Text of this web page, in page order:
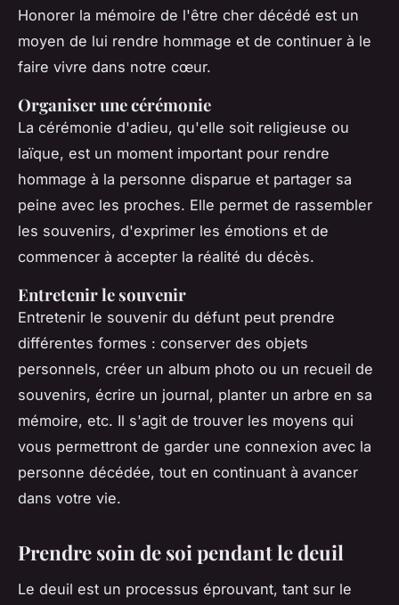
Honorer la mémoire de l'être cher décédé est un
moyen de lui rendre hommage et de continuer à le
faire vivre dans notre cœur.
Organiser une cérémonie
La cérémonie d'adieu, qu'elle soit religieuse ou
laïque, est un moment important pour rendre
hommage à la personne disparue et partager sa
peine avec les proches. Elle permet de rassembler
les souvenirs, d'exprimer les émotions et de
commencer à accepter la réalité du décès.
Entretenir le souvenir
Entretenir le souvenir du défunt peut prendre
différentes formes : conserver des objets
personnels, créer un album photo ou un recueil de
souvenirs, écrire un journal, planter un arbre en sa
mémoire, etc. Il s'agit de trouver les moyens qui
vous permettront de garder une connexion avec la
personne décédée, tout en continuant à avancer
dans votre vie.
Prendre soin de soi pendant le deuil
Le deuil est un processus éprouvant, tant sur le